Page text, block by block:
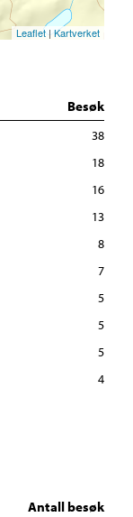
Leaflet|Kartverket
Besøk
38
18
16
13
8
7
5
5
5
4
Antall besøk